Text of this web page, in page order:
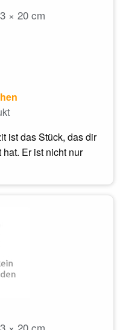
× 20 cm
ist das Stück, das dir
Er ist nicht nur